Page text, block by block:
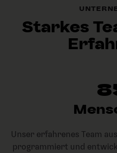
Starkes
Unser erfahrenes Team
programmiert und